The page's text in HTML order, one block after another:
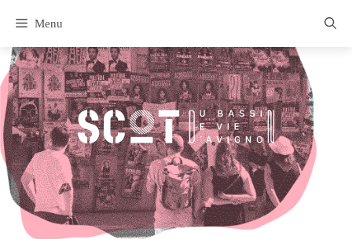
contenu
Menu